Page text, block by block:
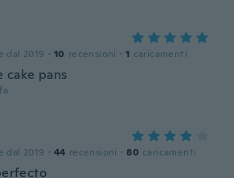
dal 2019 · 10 recensioni · 1 caricamenti
cake pans
dal 2019 · 44 recensioni · 80 caricamenti